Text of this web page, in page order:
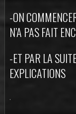
-ON
N’A PAS FAIT
-ET PAR LA
EXPLICATIONS
.